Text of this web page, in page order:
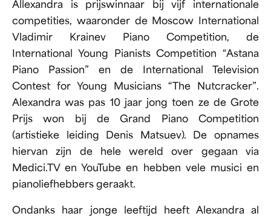
Allexandra is prijswinnaar bij vijf internationale
competities, waaronder de Moscow International
Vladimir Krainev Piano Competition, de
International Young Pianists Competition “Astana
Piano Passion” en de International Television
Contest for Young Musicians “The Nutcracker”.
Alexandra was pas 10 jaar jong toen ze de Grote
Prijs won bij de Grand Piano Competition
(artistieke leiding Denis Matsuev). De opnames
hiervan zijn de hele wereld over gegaan via
Medici.TV en YouTube en hebben vele musici en
pianoliefhebbers geraakt.
Ondanks haar jonge leeftijd heeft Alexandra al